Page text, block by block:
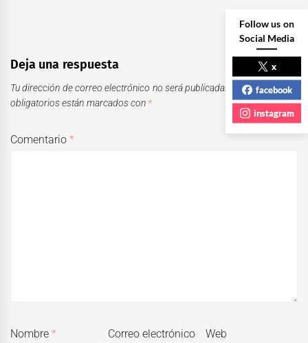
Deja una respuesta
Tu dirección de correo electrónico no será publicada.
Los campos
obligatorios están marcados con *
Comentario*
Nombre*
Correo electrónico
Web
Follow us on
Social Media
x
facebook
instagram